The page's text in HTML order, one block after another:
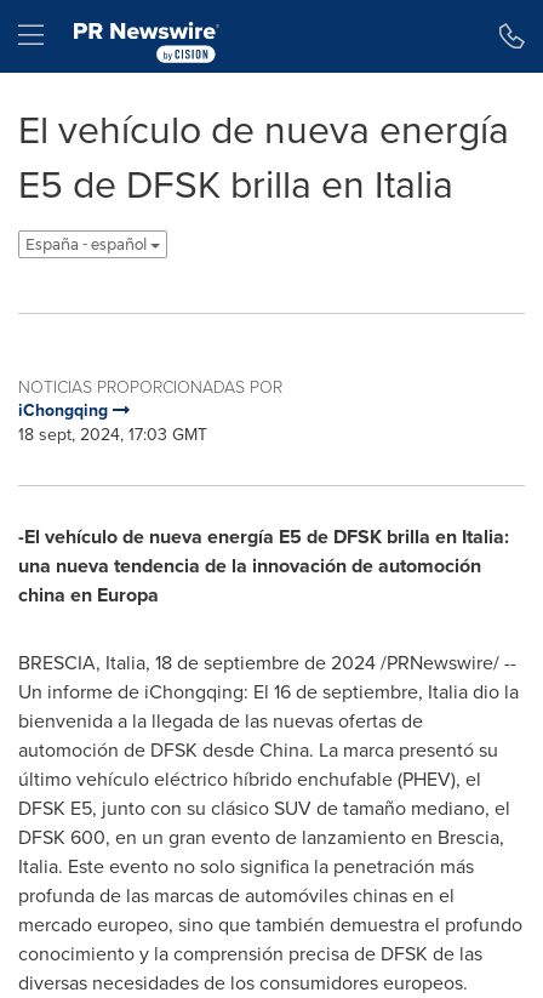
Hamburger menu
El vehículo de nueva energía
E5 de DFSK brilla en Italia
España - español
NOTICIAS PROPORCIONADAS POR
iChongqing
18 sept, 2024, 17:03 GMT
-El vehículo de nueva energía E5 de DFSK brilla en Italia:
una nueva tendencia de la innovación de automoción
china en Europa
BRESCIA, Italia, 18 de septiembre de 2024/PRNewswire/ --
Un informe de iChongqing: El 16 de septiembre, Italia dio la
bienvenida a la llegada de las nuevas ofertas de
automoción de DFSK desdeChina. La marca presentó su
último vehículo eléctrico híbrido enchufable (PHEV), el
DFSK E5, junto con su clásico SUV de tamaño mediano, el
DFSK 600, en un gran evento de lanzamiento en Brescia,
Italia. Este evento no solo significa la penetración más
profunda de las marcas de automóviles chinas en el
mercado europeo, sino que también demuestra el profundo
conocimiento y la comprensión precisa de DFSK de las
diversas necesidades de los consumidores europeos.